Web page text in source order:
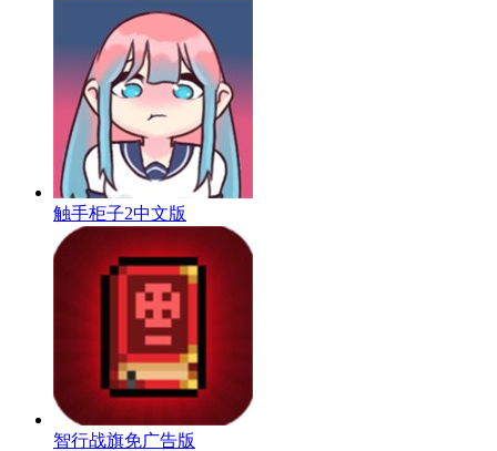
触手柜子2中文版
智行战旗免广告版